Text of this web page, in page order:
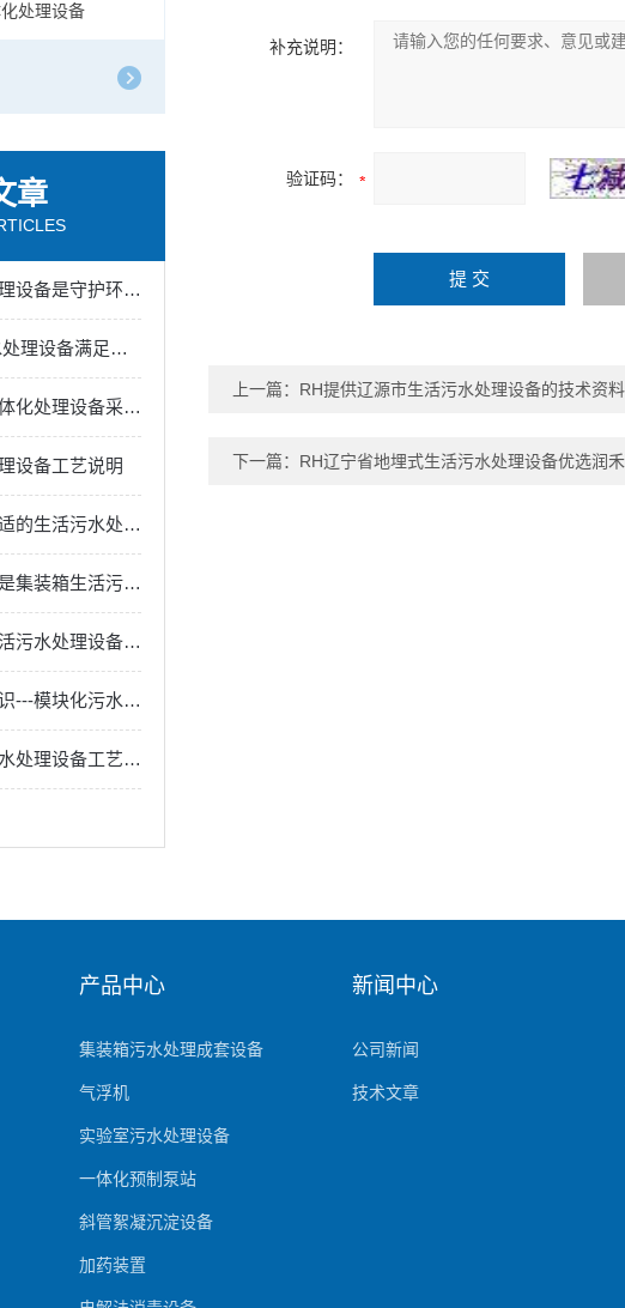
处理设备
章
医疗废水一体化处理设备是守护环境的健康防线
MBR膜一体化污水处理设备满足各种工业废水的处理需求
高速服务区污水一体化处理设备采用了的生物处理技术
设备工艺说明
我们要如何选择合适的生活污水处理设备
一文为你解释什么是集装箱生活污水处理设备
如何做好集装箱生活污水处理设备的一切安全措施？
不能不知道的小知识---模块化污水处理设备的正确安装方法
一体化农村生活污水处理设备工艺原理与优缺点
补充说明：
验证码：
上一篇： RH提供辽源市生活污水处理设备的技术资料
下一篇： RH辽宁省地埋式生活污水处理设备优选润
产品中心
集装箱污水处理成套设备
气浮机
实验室污水处理设备
一体化预制泵站
斜管絮凝沉淀设备
加药装置
新闻中心
公司新闻
技术文章